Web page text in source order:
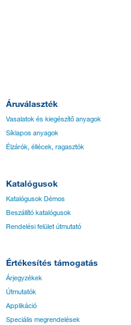
Áruválaszték
Vasalatok és kiegészítő anyagok
Síklapos anyagok
Élzárók, éllécek, ragasztók
Katalógusok
Katalógusok Démos
Beszállító katalógusok
Rendelési felület útmutató
Értékesítés támogatás
Árjegyzékek
Útmutatók
Applikáció
Speciális megrendelések